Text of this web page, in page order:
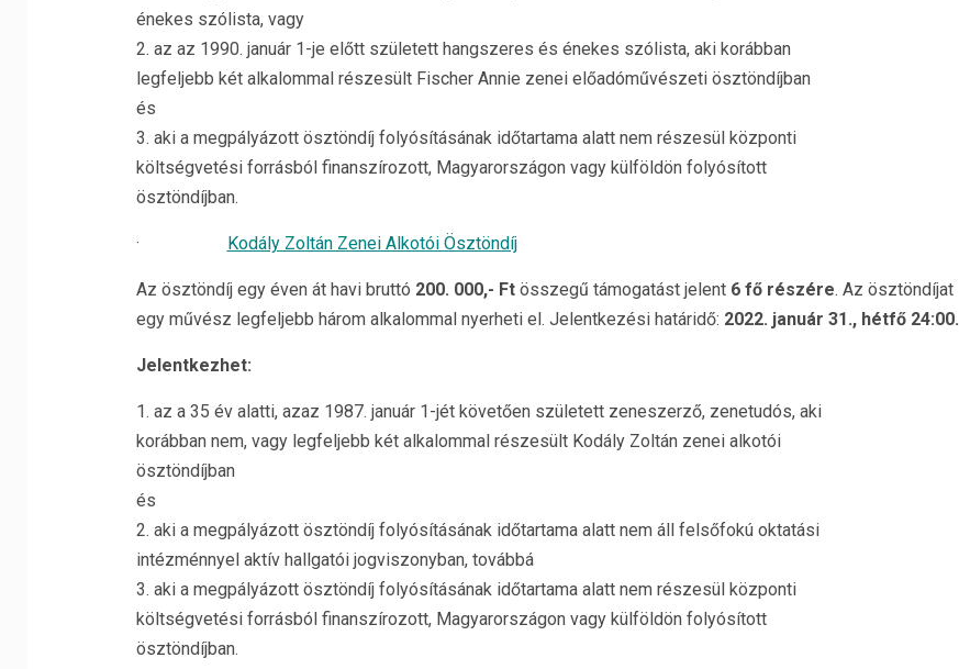
énekes szólista, vagy
2. az az 1990. január 1-je előtt született hangszeres és énekes szólista, aki korábban
legfeljebb két alkalommal részesült Fischer Annie zenei előadóművészeti ösztöndíjban
és
3. aki a megpályázott ösztöndíj folyósításának időtartama alatt nem részesül központi
költségvetési forrásból finanszírozott, Magyarországon vagy külföldön folyósított
ösztöndíjban.
· Kodály Zoltán Zenei Alkotói Ösztöndíj
Az ösztöndíj egy éven át havi bruttó 200. 000,- Ftösszegű támogatást jelent 6 fő részére. Az ösztöndíjat
egy művész legfeljebb három alkalommal nyerheti el. Jelentkezési határidő: 2022. január 31., hétfő 24:00.
Jelentkezhet:
1. az a 35 év alatti, azaz 1987. január 1-jét követően született zeneszerző, zenetudós, aki
korábban nem, vagy legfeljebb két alkalommal részesült Kodály Zoltán zenei alkotói
ösztöndíjban
és
2. aki a megpályázott ösztöndíj folyósításának időtartama alatt nem áll felsőfokú oktatási
intézménnyel aktív hallgatói jogviszonyban, továbbá
3. aki a megpályázott ösztöndíj folyósításának időtartama alatt nem részesül központi
költségvetési forrásból finanszírozott, Magyarországon vagy külföldön folyósított
ösztöndíjban.